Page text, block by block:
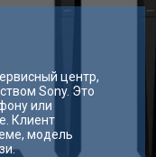
центр,
Sony. Это
или
Клиент
модель